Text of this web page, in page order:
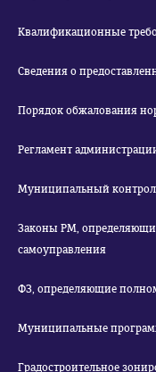
Квалификационные
Сведения о
Порядок обжалования
Регламент
Муниципальный
Законы РМ,
самоуправления
ФЗ, определяющие
Муниципальные
Градостроительное